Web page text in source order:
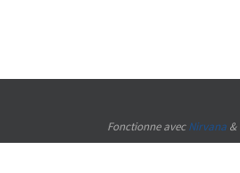
Fonctionne avecNirvana &